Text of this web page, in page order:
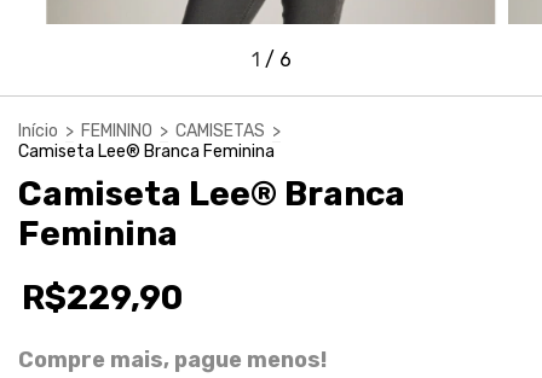
1 / 6
Início > FEMININO > CAMISETAS >
Camiseta Lee® Branca Feminina
Camiseta Lee® Branca
Feminina
R$229,90
Compre mais, pague menos!